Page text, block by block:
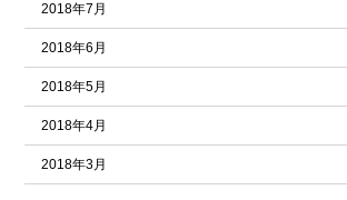
2018年7月
2018年6月
2018年5月
2018年4月
2018年3月